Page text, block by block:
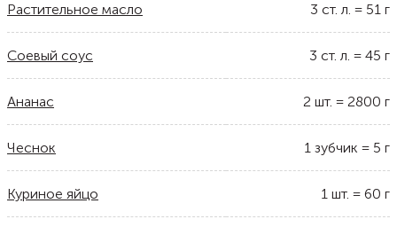
Растительное масло 3 ст. л. = 51 г
Соевый соус 3 ст. л. = 45 г
Ананас 2 шт. = 2800 г
Чеснок 1 зубчик = 5 г
Куриное яйцо 1 шт. = 60 г